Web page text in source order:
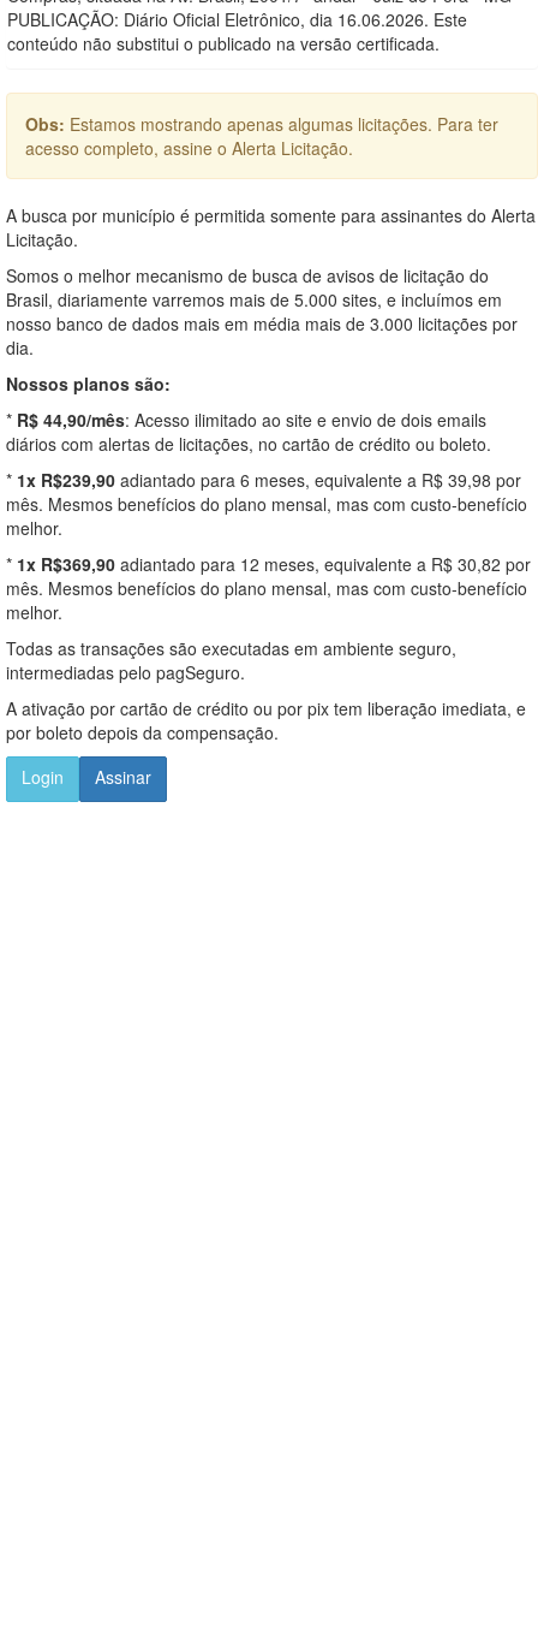
PUBLICAÇÃO: Diário Oficial Eletrônico, dia 16.06.2026. Este
conteúdo não substitui o publicado na versão certificada.
Obs: Estamos mostrando apenas algumas licitações. Para ter
acesso completo, assine o Alerta Licitação.
A busca por município é permitida somente para assinantes do Alerta
Licitação.
Somos o melhor mecanismo de busca de avisos de licitação do
Brasil, diariamente varremos mais de 5.000 sites, e incluímos em
nosso banco de dados mais em média mais de 3.000 licitações por
dia.
Nossos planos são:
* R$ 44,90/mês: Acesso ilimitado ao site e envio de dois emails
diários com alertas de licitações, no cartão de crédito ou boleto.
* 1x R$239,90 adiantado para 6 meses, equivalente a R$ 39,98 por
mês. Mesmos benefícios do plano mensal, mas com custo-benefício
melhor.
* 1x R$369,90 adiantado para 12 meses, equivalente a R$ 30,82 por
mês. Mesmos benefícios do plano mensal, mas com custo-benefício
melhor.
Todas as transações são executadas em ambiente seguro,
intermediadas pelo pagSeguro.
A ativação por cartão de crédito ou por pix tem liberação imediata, e
por boleto depois da compensação.
Login
Assinar